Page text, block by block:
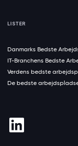
LISTER
Danmarks Bedste
IT-Branchens Bedste
Verdens bedste
De bedste